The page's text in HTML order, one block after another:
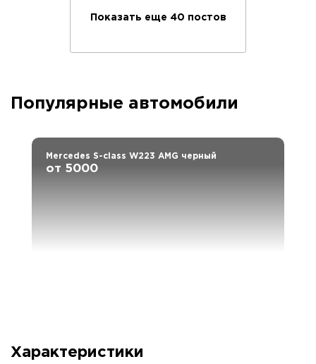
Показать еще 40 постов
Популярные автомобили
Mercedes S-class W223 AMG черный
от 5000
Характеристики